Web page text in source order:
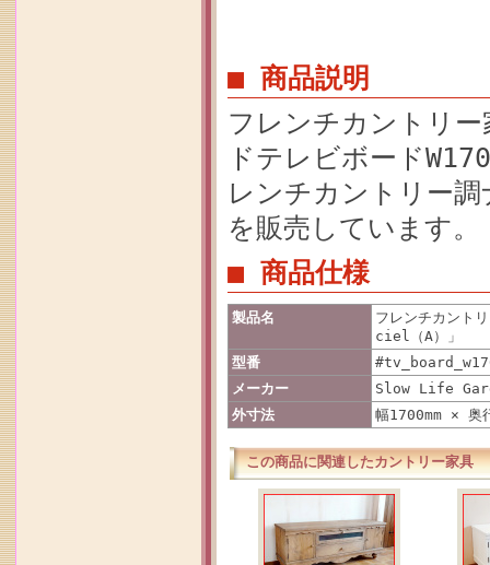
■ 商品説明
フレンチカントリ
ドテレビボード
レンチカントリー
を販売しています。
■ 商品仕様
製品名
フレンチカント
ciel（A）」
型番
メーカー
Slow Life
外寸法
幅1700mm × 奥
この商品に関連したカントリー家具